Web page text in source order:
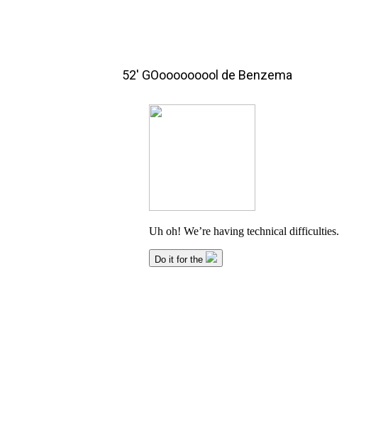
52′ GOooooooool de Benzema